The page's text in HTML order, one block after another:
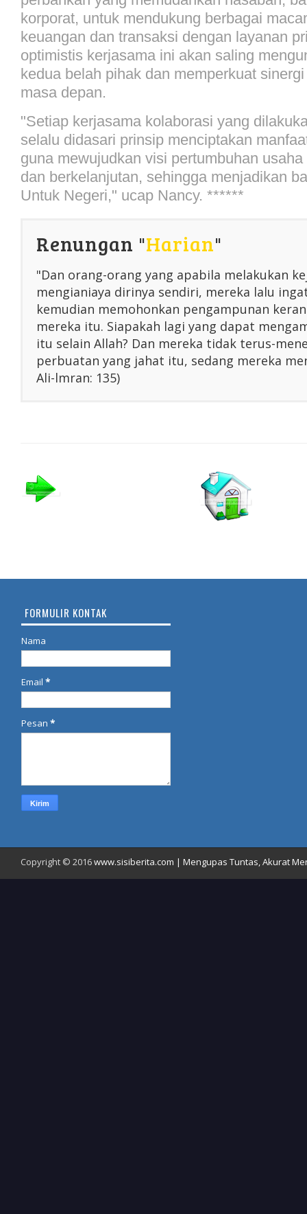
korporat, untuk mendukung berbagai
keuangan dan transaksi dengan layanan
optimistis kerjasama ini akan saling
kedua belah pihak dan memperkuat
masa depan.
"Setiap kerjasama kolaborasi yang
selalu didasari prinsip menciptakan
guna mewujudkan visi pertumbuhan
dan berkelanjutan, sehingga menjadikan
Untuk Negeri," ucap Nancy. ******
Renungan "Harian"
"Dan orang-orang yang apabila melakukan
mengianiaya dirinya sendiri, mereka lalu
kemudian memohonkan pengampunan
mereka itu. Siapakah lagi yang dapat
itu selain Allah? Dan mereka tidak terus-
perbuatan yang jahat itu, sedang mereka
Ali-lmran: 135)
FORMULIR KONTAK
Nama
Email *
Pesan *
Copyright © 2016www.sisiberita.com | Mengupas Tuntas, Akurat